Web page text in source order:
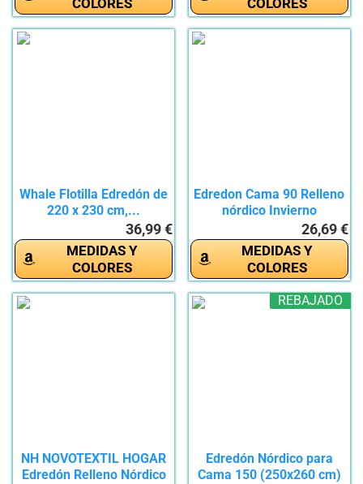
COLORES
COLORES
Whale Flotilla Edredón de
220 x 230 cm,...
36,99 €
MEDIDAS Y
COLORES
Edredon Cama 90 Relleno
nórdico Invierno
26,69 €
MEDIDAS Y
COLORES
NH NOVOTEXTIL HOGAR
Edredón Relleno Nórdico
REBAJADO
Edredón Nórdico para
Cama 150 (250x260 cm)